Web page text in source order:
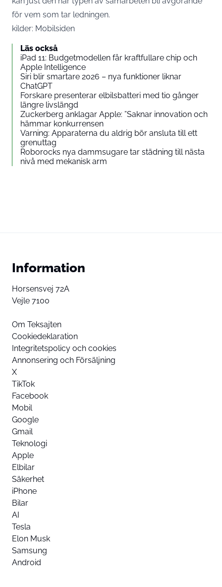
för vem som tar ledningen.
kilder: Mobilsiden
Läs också
iPad 11: Budgetmodellen får kraftfullare chip och
Apple Intelligence
Siri blir smartare 2026 – nya funktioner liknar
ChatGPT
Forskare presenterar elbilsbatteri med tio gånger
längre livslängd
Zuckerberg anklagar Apple: ”Saknar innovation och
hämmar konkurrensen
Varning: Apparaterna du aldrig bör ansluta till ett
grenuttag
Roborocks nya dammsugare tar städning till nästa
nivå med mekanisk arm
Information
Horsensvej 72A
Vejle 7100
Om Teksajten
Cookiedeklaration
Integritetspolicy och cookies
Annonsering och Försäljning
X
TikTok
Facebook
Mobil
Google
Gmail
Teknologi
Apple
Elbilar
Säkerhet
iPhone
Bilar
AI
Tesla
Elon Musk
Samsung
Android